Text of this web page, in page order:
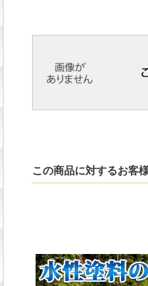
この商品に対するお客